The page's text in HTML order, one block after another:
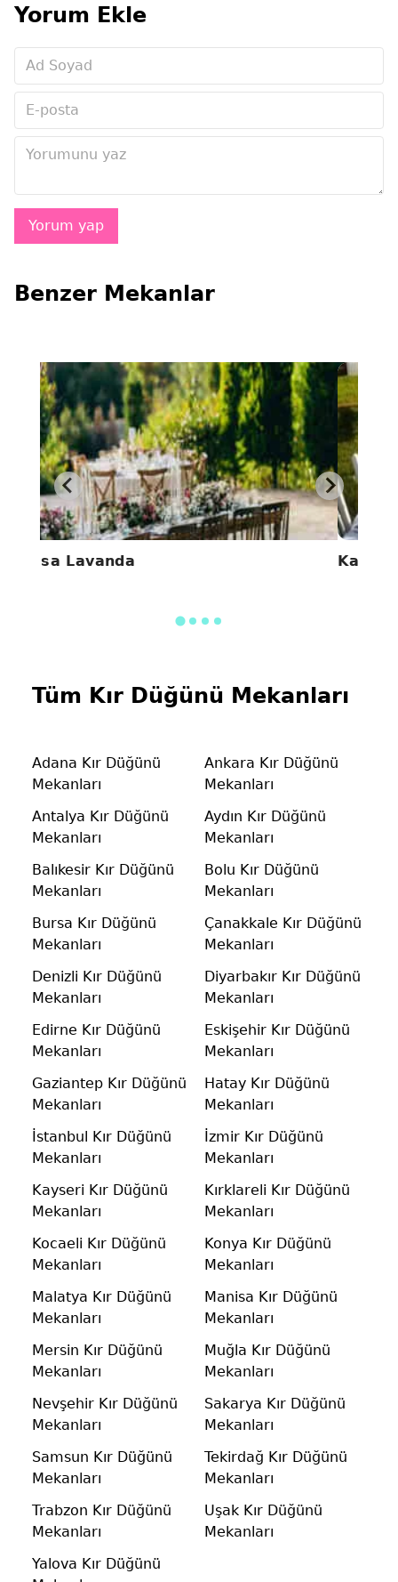
Yorum Ekle
Benzer Mekanlar
Casa Lavanda
Tüm Kır Düğünü Mekanları
Adana Kır Düğünü
Mekanları
Ankara Kır Düğünü
Mekanları
Antalya Kır Düğünü
Mekanları
Aydın Kır Düğünü
Mekanları
Balıkesir Kır Düğünü
Mekanları
Bolu Kır Düğünü
Mekanları
Bursa Kır Düğünü
Mekanları
Çanakkale Kır Düğünü
Mekanları
Denizli Kır Düğünü
Mekanları
Diyarbakır Kır Düğünü
Mekanları
Edirne Kır Düğünü
Mekanları
Eskişehir Kır Düğünü
Mekanları
Gaziantep Kır Düğünü
Mekanları
Hatay Kır Düğünü
Mekanları
İstanbul Kır Düğünü
Mekanları
İzmir Kır Düğünü
Mekanları
Kayseri Kır Düğünü
Mekanları
Kırklareli Kır Düğünü
Mekanları
Kocaeli Kır Düğünü
Mekanları
Konya Kır Düğünü
Mekanları
Malatya Kır Düğünü
Mekanları
Manisa Kır Düğünü
Mekanları
Mersin Kır Düğünü
Mekanları
Muğla Kır Düğünü
Mekanları
Nevşehir Kır Düğünü
Mekanları
Sakarya Kır Düğünü
Mekanları
Samsun Kır Düğünü
Mekanları
Tekirdağ Kır Düğünü
Mekanları
Trabzon Kır Düğünü
Mekanları
Uşak Kır Düğünü
Mekanları
Yalova Kır Düğünü